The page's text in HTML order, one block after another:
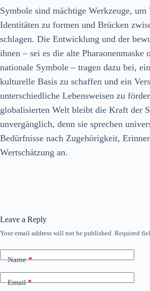
Symbole sind mächtige Werkzeuge,
Identitäten zu formen und Brücken
schlagen. Die Entwicklung und der
ihnen – sei es die alte Pharaonenmaske
nationale Symbole – tragen dazu bei,
kulturelle Basis zu schaffen und ein
unterschiedliche Lebensweisen zu
globalisierten Welt bleibt die Kraft der
unvergänglich, denn sie sprechen
Bedürfnisse nach Zugehörigkeit,
Wertschätzung an.
Leave a Reply
Your email address will not be published. Required
Name*
Email*